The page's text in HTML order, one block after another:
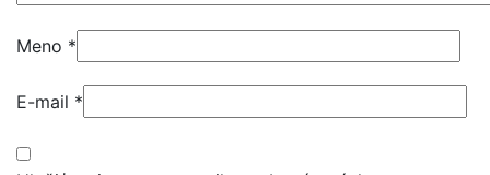
Meno *
E-mail *